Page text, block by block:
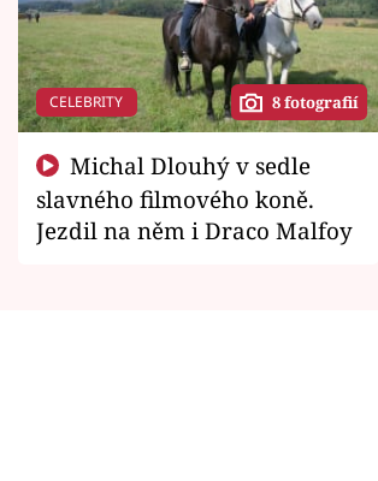
CELEBRITY 8 fotografií
slavného filmového koně.
Jezdil na něm i Draco Malfoy